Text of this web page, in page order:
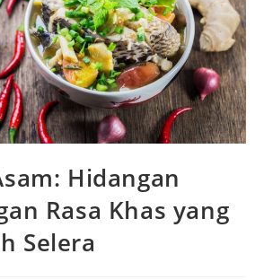
Hidangan
Rasa Khas yang
Selera